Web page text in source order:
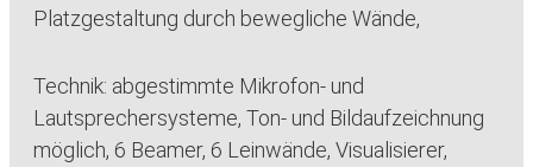
Platzgestaltung durch bewegliche Wände,
Technik: abgestimmte Mikrofon- und
Lautsprechersysteme, Ton- und Bildaufzeichnung
möglich, 6 Beamer, 6 Leinwände, Visualisierer,